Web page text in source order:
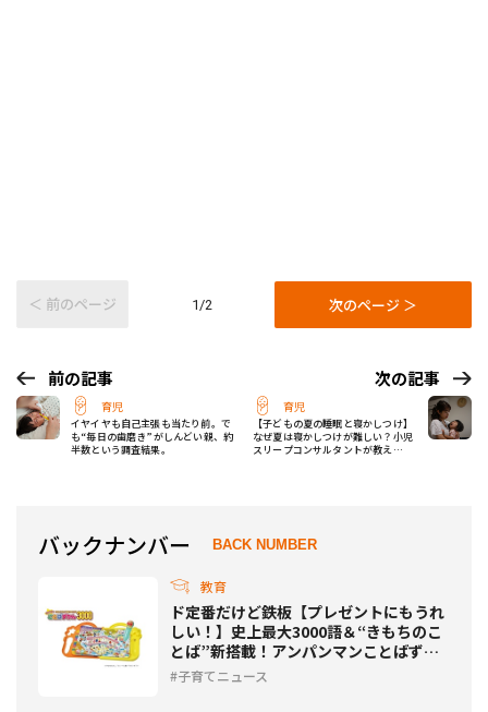
＜ 前のページ 1/2 次のページ ＞
前の記事
育児
イヤイヤも自己主張も当たり前。で
も“毎日の歯磨き”がしんどい親、約
半数という調査結果。
次の記事
育児
【子どもの夏の睡眠と寝かしつけ】
なぜ夏は寝かしつけが難しい？小児
スリープコンサルタントが教え
バックナンバー BACK NUMBER
教育
ド定番だけど鉄板【プレゼントにもうれ
しい！】史上最大3000語＆“きもちのこ
とば”新搭載！アンパンマンことばずか
んが進化して登場
子育てニュース